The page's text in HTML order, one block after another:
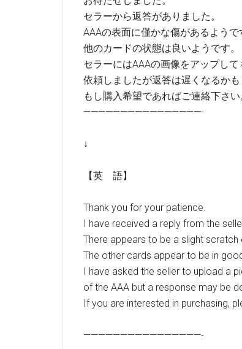
セラーから返答がありました。
AAAの表面に僅かな傷があるようで
他のカードの状態は良いようです。
セラーにはAAAの画像をアップし
依頼しましたが返答は遅くなるかも
もし購入希望であればご連絡下さい
————————————————-
↓
【英 語】
Thank you for your patience.
I have received a reply from the
There appears to be a slight
The other cards appear to be in
I have asked the seller to upload a
of the AAA but a response may be
If you are interested in purchasing,
————————————————-